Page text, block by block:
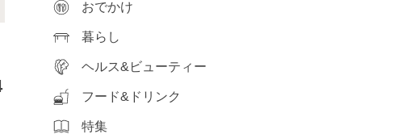
おでかけ
暮らし
ヘルス&ビューティー
フード&ドリンク
特集